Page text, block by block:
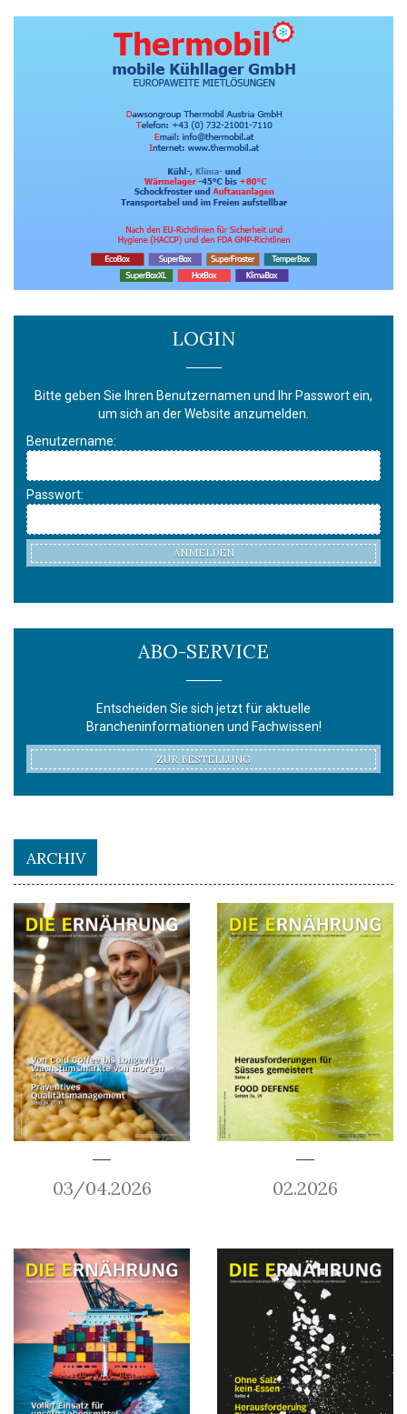
LOGIN
Bitte geben Sie Ihren Benutzernamen und Ihr Passwort ein,
um sich an der Website anzumelden.
Benutzername:
Passwort:
ANMELDEN
ABO-SERVICE
Entscheiden Sie sich jetzt für aktuelle
Brancheninformationen und Fachwissen!
ZUR BESTELLUNG
ARCHIV
03/04.2026 02.2026